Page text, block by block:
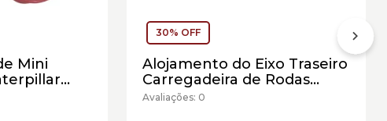
Mini
30% OFF
Alojamento do Eixo Traseiro
Carregadeira de Rodas
Caterpillar Cód:3644368 -
Avaliações: 0